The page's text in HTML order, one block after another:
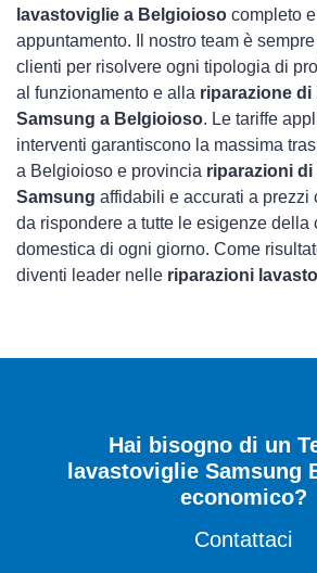
lavastoviglie a Belgioioso completo
appuntamento. Il nostro team è
clienti per risolvere ogni tipologia di
al funzionamento e alla riparazione
Samsung a Belgioioso. Le tariffe
interventi garantiscono la massima
a Belgioioso e provincia riparazioni
Samsung affidabili e accurati a prezzi
da rispondere a tutte le esigenze della
domestica di ogni giorno. Come
diventi leader nelle riparazioni
Hai bisogno di un
lavastoviglie Samsung
economico?
Contattaci